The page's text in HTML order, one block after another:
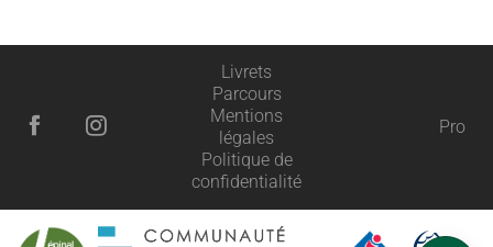
Horaires
Livrets
Parcours
Mentions
légales
Politique de
confidentialité
Pro